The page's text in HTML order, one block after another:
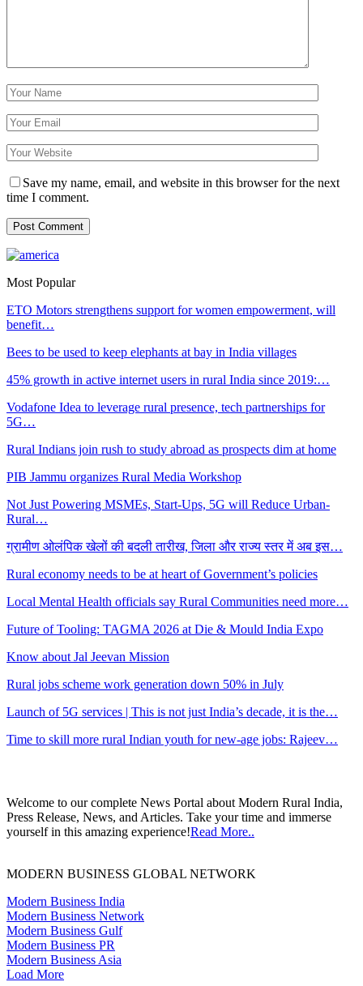
Save my name, email, and website in this browser for the next
time I comment.
Most Popular
ETO Motors strengthens support for women empowerment, will
benefit…
Bees to be used to keep elephants at bay in India villages
45% growth in active internet users in rural India since 2019:…
Vodafone Idea to leverage rural presence, tech partnerships for
5G…
Rural Indians join rush to study abroad as prospects dim at home
PIB Jammu organizes Rural Media Workshop
Not Just Powering MSMEs, Start-Ups, 5G will Reduce Urban-
Rural…
ग्रामीण ओलंपिक खेलों की बदली तारीख, जिला और राज्य स्तर में अब इस…
Rural economy needs to be at heart of Government’s policies
Local Mental Health officials say Rural Communities need more…
Future of Tooling: TAGMA 2026 at Die & Mould India Expo
Know about Jal Jeevan Mission
Rural jobs scheme work generation down 50% in July
Launch of 5G services | This is not just India’s decade, it is the…
Time to skill more rural Indian youth for new-age jobs: Rajeev…
Welcome to our complete News Portal about Modern Rural India,
Press Release, News, and Articles. Take your time and immerse
yourself in this amazing experience!Read More..
MODERN BUSINESS GLOBAL NETWORK
Modern Business India
Modern Business Network
Modern Business Gulf
Modern Business PR
Modern Business Asia
Load More